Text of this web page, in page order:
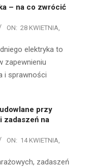
– na co zwrócić
ON: 28 KWIETNIA,
elektryka to
zapewnieniu
i sprawności
przy
zadaszeń na
ON: 14 KWIETNIA,
zadaszeń